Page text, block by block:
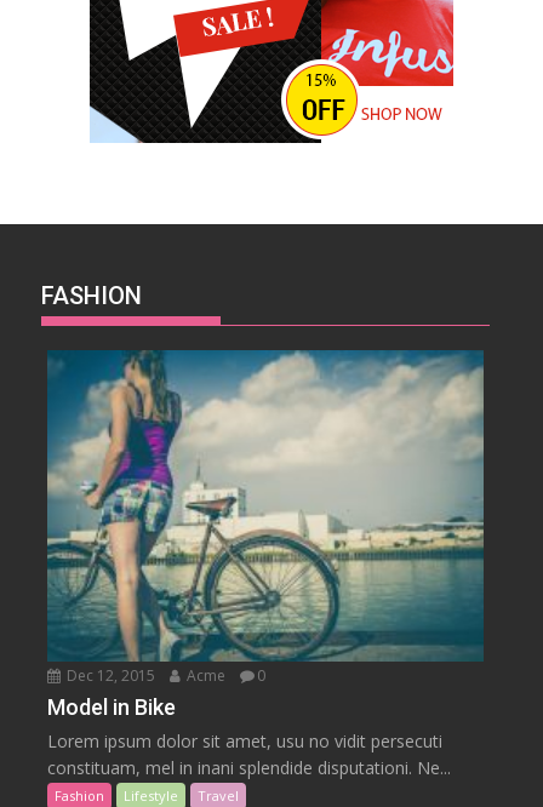
FASHION
Dec 12, 2015 Acme 0
Model in Bike
Lorem ipsum dolor sit amet, usu no vidit persecuti
constituam, mel in inani splendide disputationi. Ne...
Fashion Lifestyle Travel